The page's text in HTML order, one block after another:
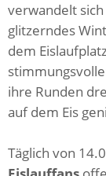
verwandelt
glitzerndes
dem
ihre Runden
auf dem Eis
Täglich von